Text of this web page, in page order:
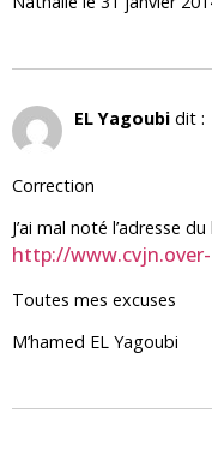
EL Yagoubi dit :
Correction
J’ai mal noté l’adresse
http://
Toutes mes excuses
M’hamed EL Yagoubi